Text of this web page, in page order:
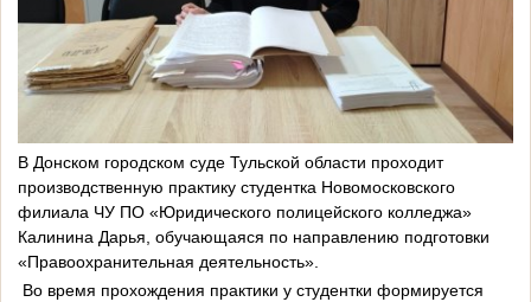
В Донском городском суде Тульской области проходит
производственную практику студентка Новомосковского
филиала ЧУ ПО «Юридического полицейского колледжа»
Калинина Дарья, обучающаяся по направлению подготовки
«Правоохранительная деятельность».
Во время прохождения практики у студентки формируется